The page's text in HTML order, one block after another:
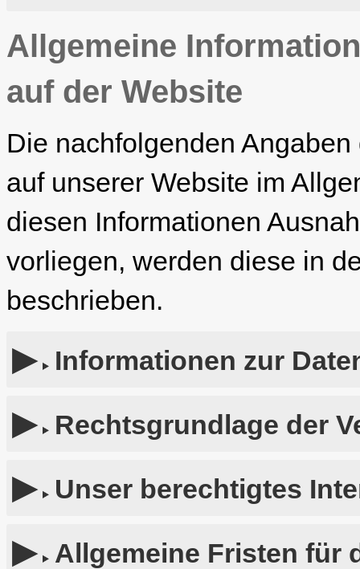
Allgemeine
auf der Website
Die nachfolgenden
auf unserer Website im
diesen Informationen
vorliegen, werden diese in
beschrieben.
Informationen zur
Rechtsgrundlage der
Unser berechtigtes
Allgemeine Fristen für